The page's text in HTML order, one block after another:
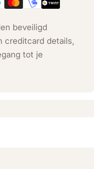
beveiligd
creditcard details,
tot je